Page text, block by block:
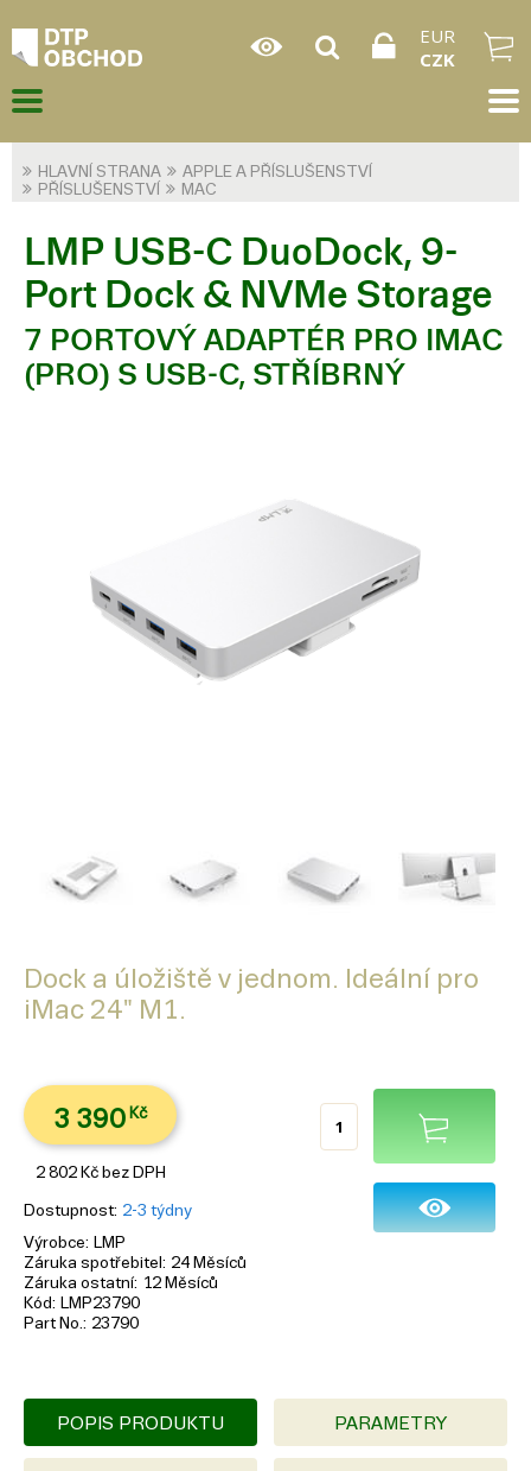
EUR
CZK
HLAVNÍ STRANA
APPLE A PŘÍSLUŠENSTVÍ
PŘÍSLUŠENSTVÍ
MAC
LMP USB-C DuoDock, 9-
Port Dock & NVMe Storage
7 PORTOVÝ ADAPTÉR PRO IMAC
(PRO) S USB-C, STŘÍBRNÝ
Dock a úložiště v jednom. Ideální pro
iMac 24" M1.
3 390 Kč
2 802 Kč bez DPH
Dostupnost 2-3 týdny
Výrobce
LMP
Záruka spotřebitel
24 Měsíců
Záruka ostatní 12 Měsíců
Kód
LMP23790
Part No. 23790
POPIS PRODUKTU PARAMETRY